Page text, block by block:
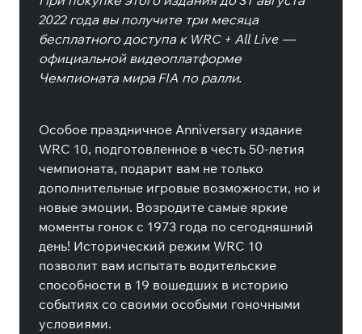
2022 года вы получите три месяца
бесплатного доступа к WRC + All Live —
официальной видеоплатформе
Чемпионата мира FIA по ралли.
Особое праздничное Anniversary издание
WRC 10, подготовленное в честь 50-летия
чемпионата, подарит вам не только
дополнительные игровые возможности, но и
новые эмоции. Возродите самые яркие
моменты гонок с 1973 года по сегодняшний
день! Исторический режим WRC 10
позволит вам испытать водительские
способности в 19 вошедших в историю
событиях со своими особыми гоночными
условиями.